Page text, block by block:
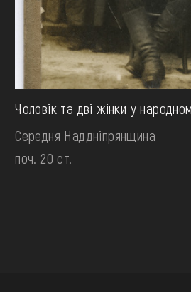
Чоловік та дві жінки у
Середня Наддніпрянщина
поч. 20 ст.